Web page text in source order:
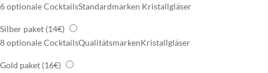
6 optionale CocktailsStandardmarken Kristallgläser
Silber paket (14€)
8 optionale CocktailsQualitätsmarkenKristallgläser
Gold paket (16€)